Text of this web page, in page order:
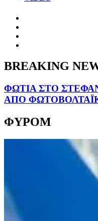
BREAKING
ΦΩΤΙΑ ΣΤΟ
ΑΠΟ
ΦΥΡΟΜ